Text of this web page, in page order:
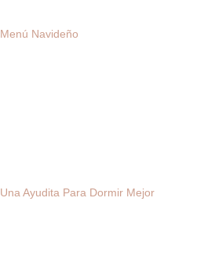
Menú Navideño
Una Ayudita Para Dormir Mejor